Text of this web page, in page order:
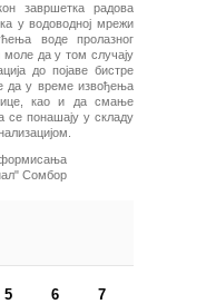
завршетка радова
у водоводној мрежи
воде пролазног
моле да у том случају
до појаве бистре
да у време извођења
као и да смање
се понашају у складу
Сомбор
5 6
7